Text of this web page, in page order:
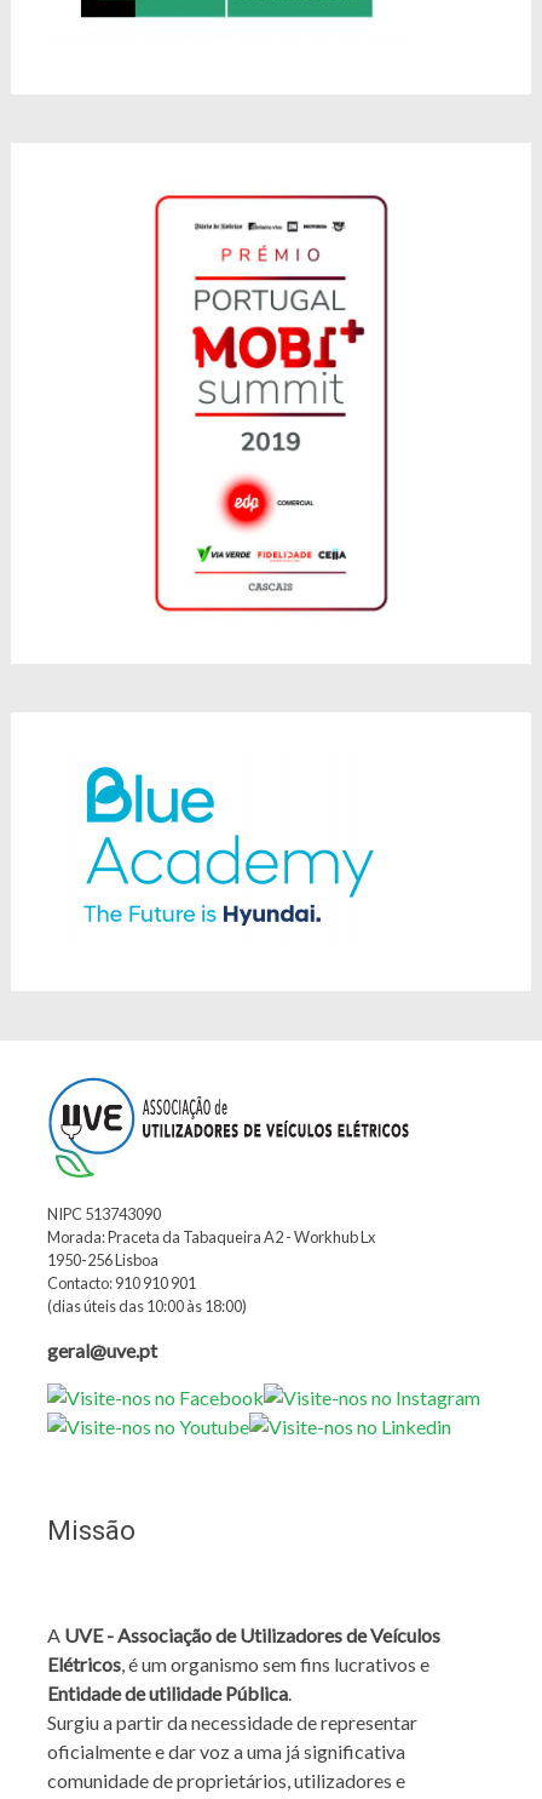
NIPC 513743090
Morada: Praceta da Tabaqueira A2 - Workhub Lx
1950-256 Lisboa
Contacto: 910 910 901
(dias úteis das 10:00 às 18:00)
geral@uve.pt
Missão
A UVE - Associação de Utilizadores de Veículos
Elétricos, é um organismo sem fins lucrativos e
Entidade de utilidade Pública.
Surgiu a partir da necessidade de representar
oficialmente e dar voz a uma já significativa
comunidade de proprietários, utilizadores e